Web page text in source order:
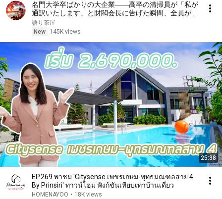
名門大学卒ばかりの大企業――高卒の清掃員が「私が
通訳いたします」と財閥会長に告げた瞬間、全員が嘲
笑した。しかし5分後、その場は静まり返った。#動
エピソード#老後の物語 #家族の物語
語り茶屋
New
145K views
25:38
EP.269 พาชม 'Citysense เพชรเกษม-พุทธมณฑลสาย 4
By Prinsiri' ทาวน์โฮม ฟังก์ชันเทียบเท่าบ้านเดี่ยว
HOMENAYOO • 18K views